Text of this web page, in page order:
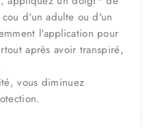
d'un adulte ou d'un
l'application pour
après avoir transpiré,
vous diminuez